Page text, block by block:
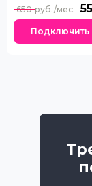
650
Подключить